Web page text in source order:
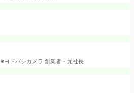
※ヨドバシカメラ 創業者・元社長